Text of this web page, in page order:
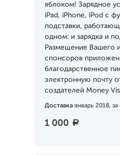
яблоком! Зарядное
iPad, iPhone, iPod с
подставки,
одном: и зарядка и
Размещение Вашего
спонсоров
благодарственное
электронную почту
создателей Money
Доставка январь 2018,
1 000 a